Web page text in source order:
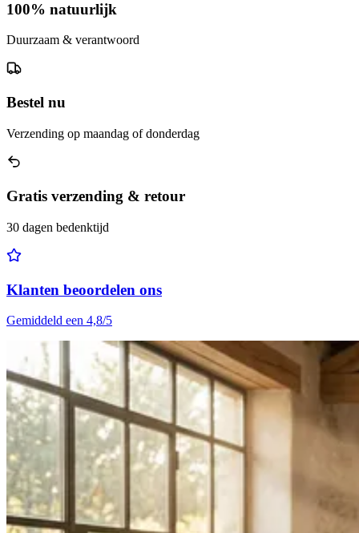
100% natuurlijk
Duurzaam & verantwoord
Bestel nu
Verzending op maandag of donderdag
Gratis verzending & retour
30 dagen bedenktijd
Klanten beoordelen ons
Gemiddeld een 4,8/5